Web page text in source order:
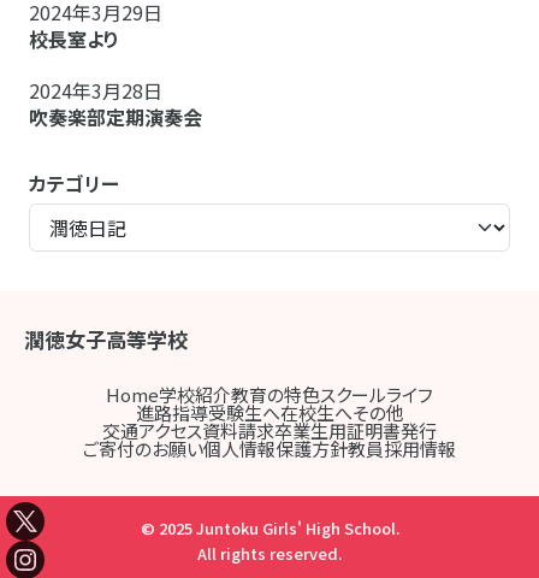
2024年3月29日
校長室より
2024年3月28日
吹奏楽部定期演奏会
カテゴリー
潤徳女子高等学校
Home学校紹介教育の特色スクールライフ
進路指導受験生へ在校生へその他
交通アクセス資料請求卒業生用証明書発行
ご寄付のお願い個人情報保護方針教員採用情報
© 2025 Juntoku Girls' High School.
All rights reserved.